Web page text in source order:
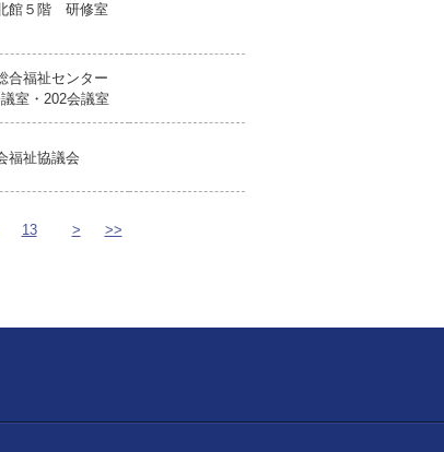
館５階 研修室
合福祉センター
室・202会議室
福祉協議会
13 > >>